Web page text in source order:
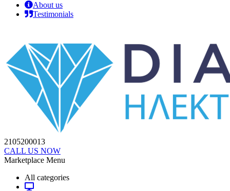
About us
Testimonials
2105200013
CALL US NOW
Marketplace Menu
All categories